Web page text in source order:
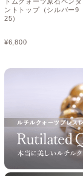
ントトップ（シルバー9
25）
¥6,800